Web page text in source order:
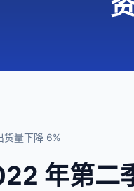
货量下降 6%
年第二